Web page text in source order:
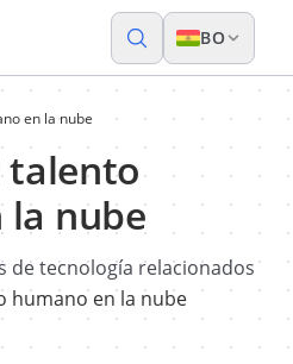
BO
en la nube
talento
la nube
de tecnología relacionados
humano en la nube